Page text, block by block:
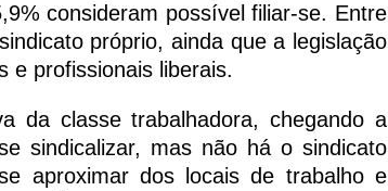
consideram possível filiar-se. Entre
próprio, ainda que a legislação
e profissionais liberais.
da classe trabalhadora, chegando a
sindicalizar, mas não há o sindicato
aproximar dos locais de trabalho e